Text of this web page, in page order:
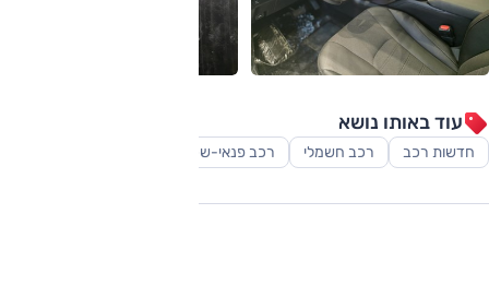
עוד באותו נושא
חדשות רכב רכב חשמלי רכב פנאי-שטח